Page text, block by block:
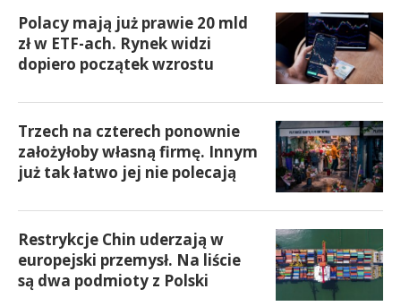
Polacy mają już prawie 20 mld
zł w ETF-ach. Rynek widzi
dopiero początek wzrostu
Trzech na czterech ponownie
założyłoby własną firmę. Innym
już tak łatwo jej nie polecają
Restrykcje Chin uderzają w
europejski przemysł. Na liście
są dwa podmioty z Polski